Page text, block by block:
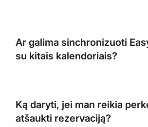
užduotis, išdirbtas valandas ir
Ar galima sinchronizuoti
su kitais kalendoriais?
rezervacijos, vizitai ir tvarkaraščiai
vietoje, be konfliktų ar dvigubų
Ką daryti, jei man reikia
atšaukti rezervaciją?